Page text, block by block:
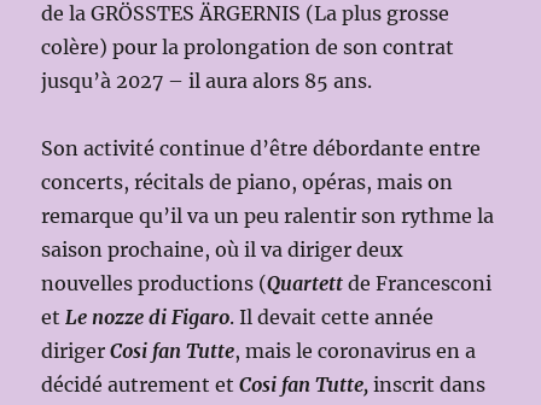
de la GRÖSSTES ÄRGERNIS (La plus grosse
colère) pour la prolongation de son contrat
jusqu’à 2027 – il aura alors 85 ans.
Son activité continue d’être débordante entre
concerts, récitals de piano, opéras, mais on
remarque qu’il va un peu ralentir son rythme la
saison prochaine, où il va diriger deux
nouvelles productions (Quartett de Francesconi
etLe nozze di Figaro. Il devait cette année
dirigerCosi fan Tutte, mais le coronavirus en a
décidé autrement etCosi fan Tutte,inscrit dans